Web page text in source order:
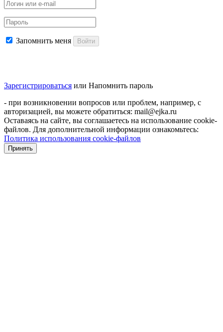
Запомнить меня Войти
Зарегистрироваться или Напомнить пароль
- при возникновении вопросов или проблем, например, с
авторизацией, вы можете обратиться: mail@ejka.ru
Оставаясь на сайте, вы соглашаетесь на использование cookie-
файлов. Для дополнительной информации ознакомьтесь:
Политика использования cookie-файлов
Принять